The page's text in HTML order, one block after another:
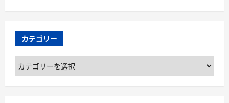
カテゴリー
カ
テ
ゴ